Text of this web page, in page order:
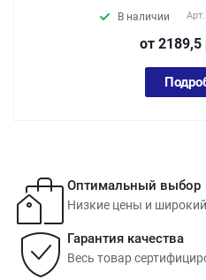
В наличии Арт.
от 2189,5
Оптимальный выбор
Низкие цены и
Гарантия качества
Весь товар